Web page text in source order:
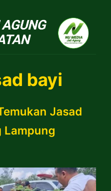
bayi
Jasad
Lampung